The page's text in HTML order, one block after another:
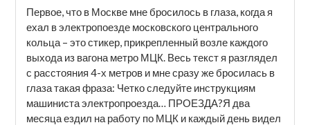
Первое, что в Москве мне бросилось в глаза, когда я
ехал в электропоезде московского центрального
кольца – это стикер, прикрепленный возле каждого
выхода из вагона метро МЦК. Весь текст я разглядел
с расстояния 4-х метров и мне сразу же бросилась в
глаза такая фраза: Четко следуйте инструкциям
машиниста электропроезда… ПРОЕЗДА?Я два
месяца ездил на работу по МЦК и каждый день видел